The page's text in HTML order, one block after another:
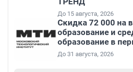
До 15 августа, 2026
Скидка 72 000 на
образование и
образование в
До 31 августа, 2026